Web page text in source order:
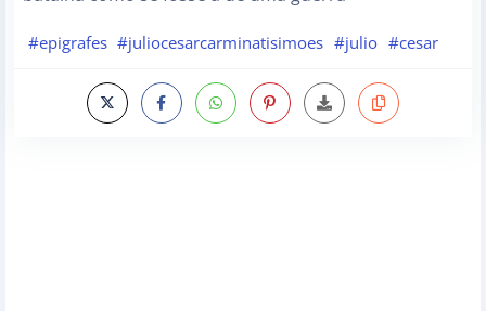
#epigrafes #juliocesarcarminatisimoes #julio #cesar